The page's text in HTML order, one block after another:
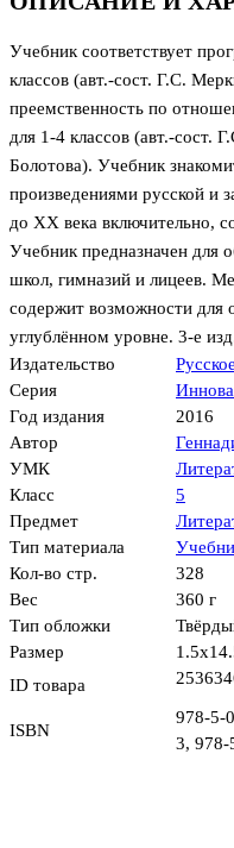
Учебник соответствует
классов (авт.-сост. Г.С.
преемственность по
для 1-4 классов (авт.-
Болотова). Учебник
произведениями русской и
до XX века включительно,
Учебник предназначен для
школ, гимназий и лицеев.
содержит возможности для
углублённом уровне. 3-е
Издательство
Серия
Год издания
2016
Автор
УМК
Класс
5
Предмет
Тип материала
Кол-во стр.
328
Вес
360 г
Тип обложки
Размер
ID товара
ISBN
978-5-
3, 978-